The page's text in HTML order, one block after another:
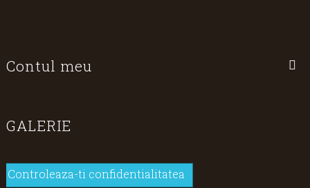
Contul meu
GALERIE
Controleaza-ti confidentialitatea